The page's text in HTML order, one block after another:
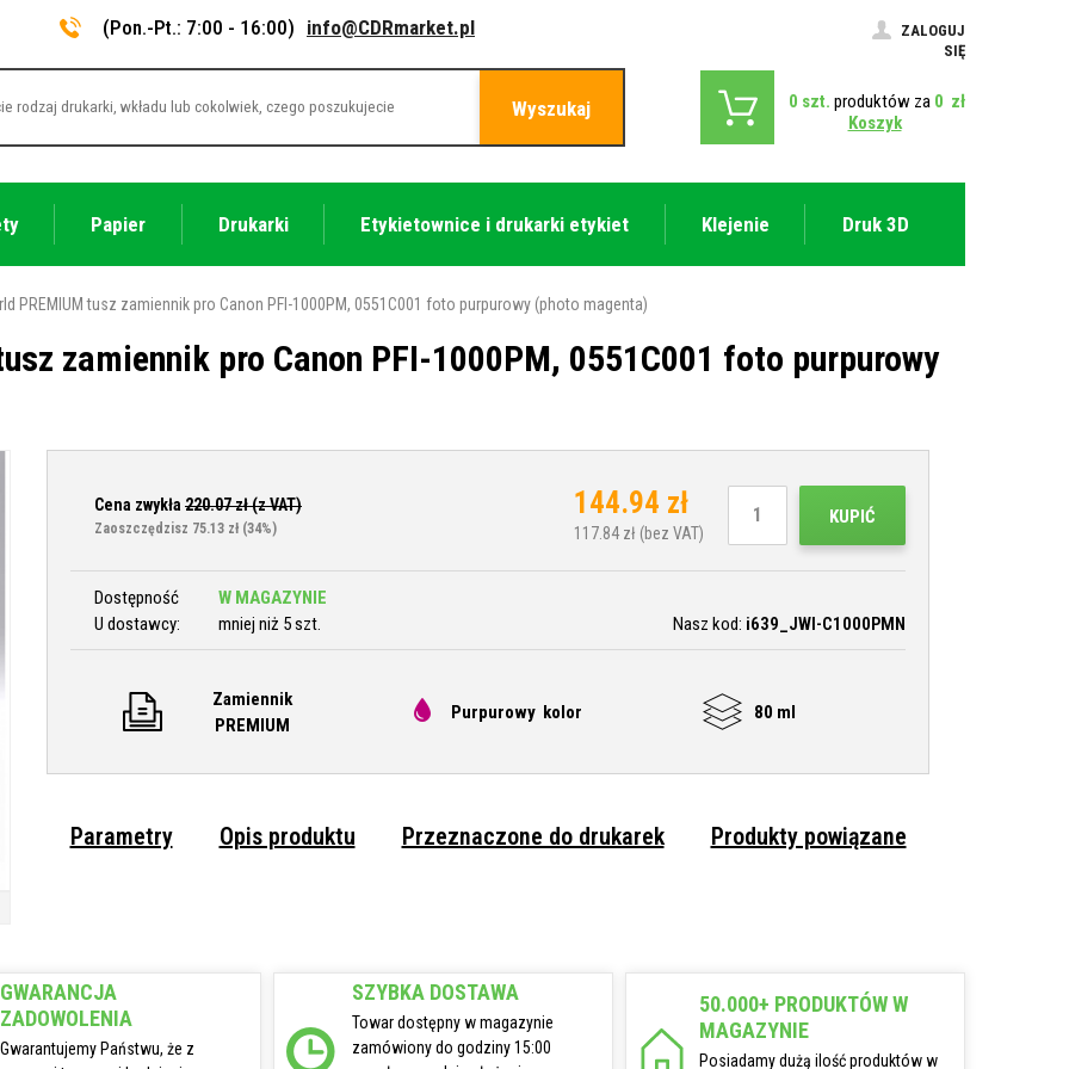
(Pon.-Pt.: 7:00 - 16:00) info@CDRmarket.pl
ZALOGUJ
SIĘ
Wyszukaj 0 szt. produktów za 0 zł
Koszyk
Papier Drukarki Etykietownice i drukarki etykiet Klejenie Druk 3D
PREMIUM tusz zamiennik pro Canon PFI-1000PM, 0551C001 foto purpurowy (photo magenta)
zamiennik pro Canon PFI-1000PM, 0551C001 foto purpurowy
Cena zwykła 220.07zł (z VAT)
Zaoszczędzisz 75.13 zł (34%)
144.94 zł
117.84zł (bez VAT)
KUPIĆ
Dostępność
W MAGAZYNIE
U dostawcy:
mniej niż 5 szt. Nasz kod: i639_JWI-C1000PMN
Zamiennik
PREMIUM
Purpurowy kolor 80 ml
Parametry Opis produktu Przeznaczone do drukarek Produkty powiązane
GWARANCJA
ZADOWOLENIA
Gwarantujemy Państwu, że z
SZYBKA DOSTAWA
Towar dostępny w magazynie
zamówiony do godziny 15:00
50.000+ PRODUKTÓW W
MAGAZYNIE
Posiadamy dużą ilość produktów w